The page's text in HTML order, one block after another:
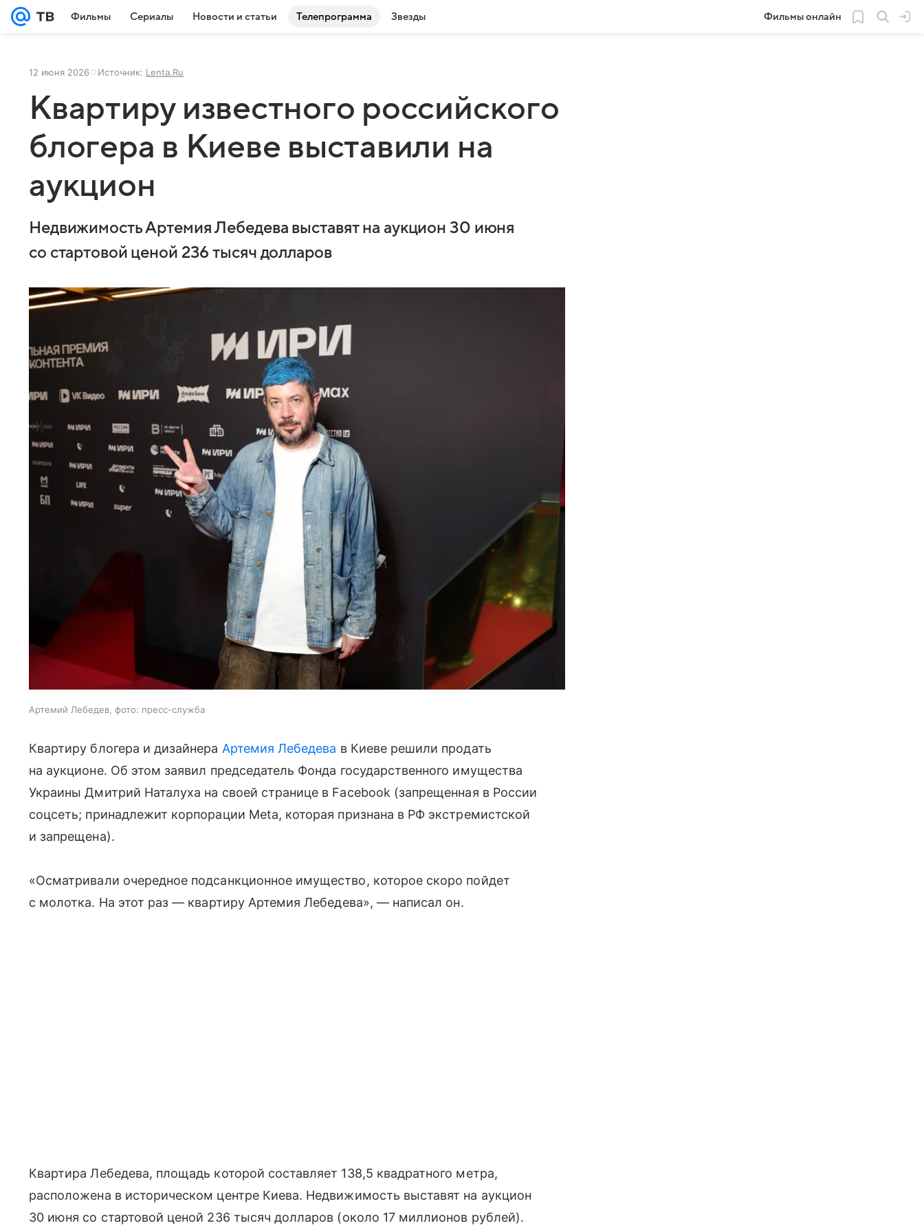
Фильмы Сериалы Новости и статьи Телепрограмма Звезды Фильмы онлайн
12 июня 2026 Источник: Lenta.Ru
Квартиру известного российского
блогера в Киеве выставили на
аукцион
Недвижимость Артемия Лебедева выставят на аукцион 30 июня
со стартовой ценой 236 тысяч долларов
Артемий Лебедев, фото: пресс-служба
Квартиру блогера и дизайнера Артемия Лебедева в Киеве решили продать
на аукционе. Об этом заявил председатель Фонда государственного имущества
Украины Дмитрий Наталуха на своей странице в Facebook (запрещенная в России
соцсеть; принадлежит корпорации Meta, которая признана в РФ экстремистской
и запрещена).
«Осматривали очередное подсанкционное имущество, которое скоро пойдет
с молотка. На этот раз — квартиру Артемия Лебедева», — написал он.
Квартира Лебедева, площадь которой составляет 138,5 квадратного метра,
расположена в историческом центре Киева. Недвижимость выставят на аукцион
30 июня со стартовой ценой 236 тысяч долларов (около 17 миллионов рублей).